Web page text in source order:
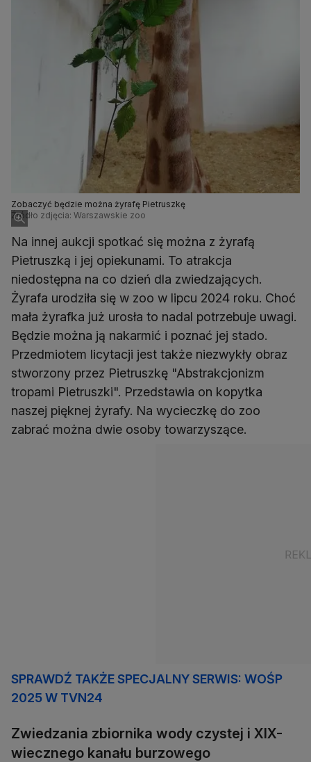
Zobaczyć będzie można żyrafę Pietruszkę
Źródło zdjęcia: Warszawskie zoo
Na innej aukcji spotkać się można z żyrafą
Pietruszką i jej opiekunami. To atrakcja
niedostępna na co dzień dla zwiedzających.
Żyrafa urodziła się w zoo w lipcu 2024 roku. Choć
mała żyrafka już urosła to nadal potrzebuje uwagi.
Będzie można ją nakarmić i poznać jej stado.
Przedmiotem licytacji jest także niezwykły obraz
stworzony przez Pietruszkę "Abstrakcjonizm
tropami Pietruszki". Przedstawia on kopytka
naszej pięknej żyrafy. Na wycieczkę do zoo
zabrać można dwie osoby towarzyszące.
SPRAWDŹ TAKŻE SPECJALNY SERWIS: WOŚP
2025 W TVN24
Zwiedzania zbiornika wody czystej i XIX-
wiecznego kanału burzowego